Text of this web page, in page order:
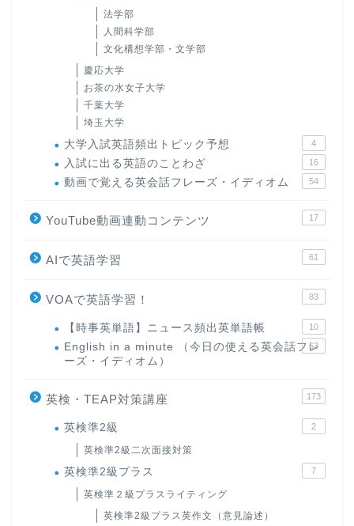
法学部
人間科学部
文化構想学部・文学部
慶応大学
お茶の水女子大学
千葉大学
埼玉大学
大学入試英語頻出トピック予想 4
入試に出る英語のことわざ 16
動画で覚える英会話フレーズ・イディオム 54
YouTube動画連動コンテンツ 17
AIで英語学習 61
VOAで英語学習！ 83
【時事英単語】ニュース頻出英単語帳 10
English in a minute （今日の使える英会話フレ
ーズ・イディオム）
63
英検・TEAP対策講座 173
英検準2級 2
英検準2級二次面接対策
英検準2級プラス 7
英検準２級プラスライティング
英検準2級プラス英作文（意見論述）